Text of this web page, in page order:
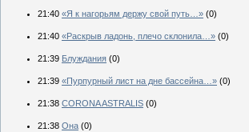
21:40 «Я к нагорьям держу свой путь…» (0)
21:40 «Раскрыв ладонь, плечо склонила…» (0)
21:39 Блуждания (0)
21:39 «Пурпурный лист на дне бассейна…» (0)
21:38 CORONA ASTRALIS (0)
21:38 Она (0)